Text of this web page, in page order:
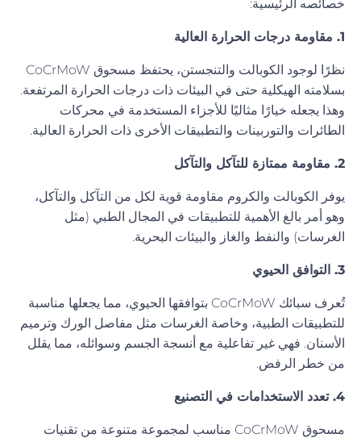
خصائصه الرئيسية:
1. مقاومة درجات الحرارة العالية
نظرًا لوجود الكوبالت والتنجستن، يحتفظ مسحوق CoCrMoW
بسلامته الهيكلية حتى في البيئات ذات درجات الحرارة المرتفعة.
وهذا يجعله خيارًا مثاليًا للأجزاء المستخدمة في محركات
الطائرات والتوربينات والتطبيقات الأخرى ذات الحرارة العالية.
2. مقاومة ممتازة للتآكل والتآكل
يوفر الكوبالت والكروم مقاومة قوية لكل من التآكل والتآكل،
وهو أمر بالغ الأهمية للتطبيقات في المجال الطبي (مثل
الغرسات) والنفط والغاز والبيئات البحرية.
3. التوافق الحيوي
تُعرف سبائك CoCrMoW بتوافقها الحيوي، مما يجعلها مناسبة
للتطبيقات الطبية، وخاصة الغرسات مثل مفاصل الورك وترميم
الأسنان. فهي غير تفاعلية مع أنسجة الجسم وسوائله، مما يقلل
من خطر الرفض.
4. تعدد الاستخدامات في التصنيع
مسحوق CoCrMoW مناسب لمجموعة متنوعة من تقنيات